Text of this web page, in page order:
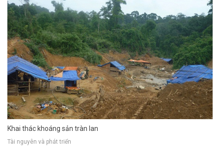
Khai thác khoáng sản tràn lan
Tài nguyên và phát triển